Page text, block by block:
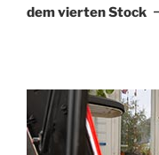
dem vierten Stock